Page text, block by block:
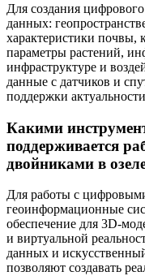
Для создания
данных:
характеристики почвы,
параметры растений,
инфраструктуре и
данные с датчиков и
поддержки
Какими
поддерживается
двойниками в
Для работы с
геоинформационные
обеспечение для 3D-
и виртуальной
данных и
позволяют создавать